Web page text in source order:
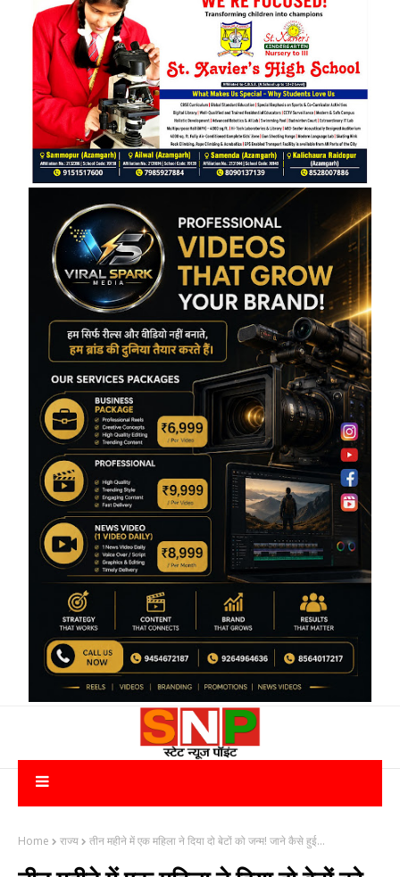
Home राज्य तीन महीने में एक महिला ने दिया दो बेटों को जन्म! जाने कैसे हुई...